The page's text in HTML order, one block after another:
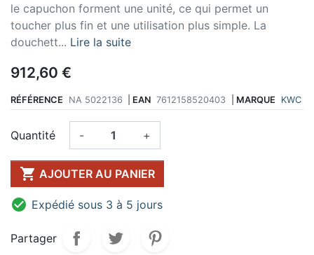
le capuchon forment une unité, ce qui permet un
toucher plus fin et une utilisation plus simple. La
douchett... Lire la suite
912,60 €
RÉFÉRENCE NA 5022136 EAN 7612158520403 MARQUE KWC
Quantité - +
 AJOUTER AU PANIER
 Expédié sous 3 à 5 jours
Partager